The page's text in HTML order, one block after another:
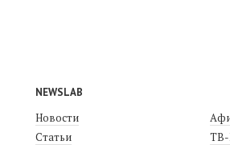
NEWSLAB
Новости
Статьи
ТВ-